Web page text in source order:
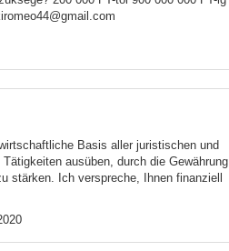
Basis aller juristischen und
ausüben, durch die Gewährung
stärken. Ich verspreche, Ihnen finanziell